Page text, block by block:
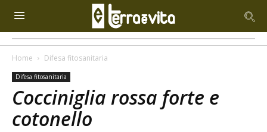
Home Difesa fitosanitaria
Difesa fitosanitaria
Cocciniglia rossa forte e
cotonello